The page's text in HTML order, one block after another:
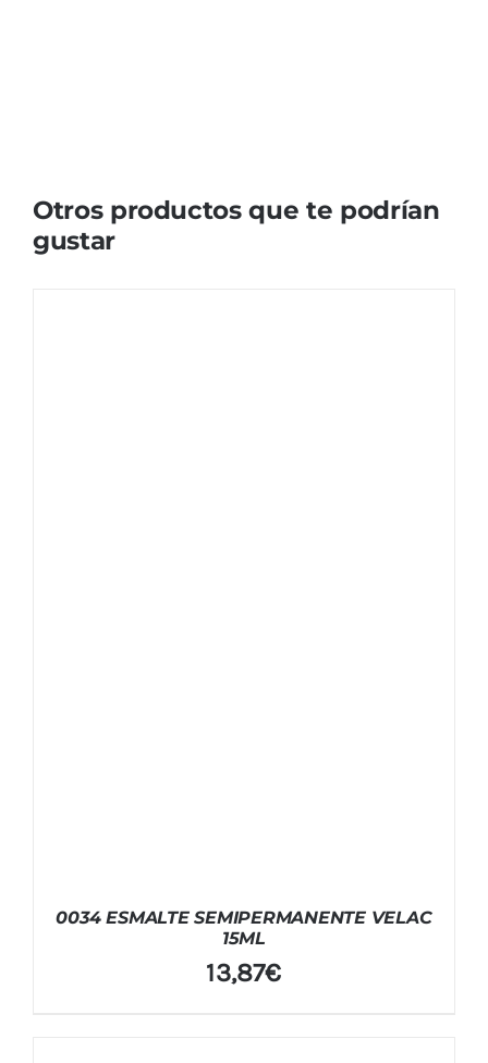
Otros productos que te podrían
gustar
0034 ESMALTE SEMIPERMANENTE VELAC
15ML
13,87€